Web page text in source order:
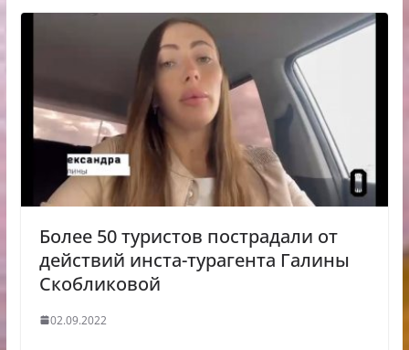
Более 50 туристов пострадали от
действий инста-турагента Галины
Скобликовой
02.09.2022